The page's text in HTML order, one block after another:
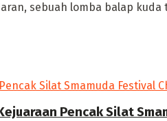
sebuah lomba balap kuda
Pencak Silat